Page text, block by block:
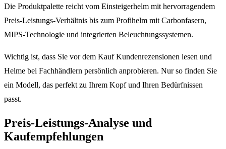
Die Produktpalette reicht vom Einsteigerhelm mit hervorragendem
Preis-Leistungs-Verhältnis bis zum Profihelm mit Carbonfasern,
MIPS-Technologie und integrierten Beleuchtungssystemen.
Wichtig ist, dass Sie vor dem Kauf Kundenrezensionen lesen und
Helme bei Fachhändlern persönlich anprobieren. Nur so finden Sie
ein Modell, das perfekt zu Ihrem Kopf und Ihren Bedürfnissen
passt.
Preis-Leistungs-Analyse und
Kaufempfehlungen